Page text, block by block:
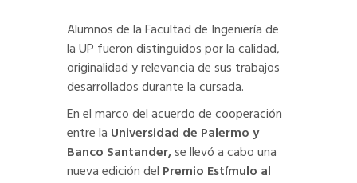
Alumnos de la Facultad de Ingeniería de
la UP fueron distinguidos por la calidad,
originalidad y relevancia de sus trabajos
desarrollados durante la cursada.
En el marco del acuerdo de cooperación
entre la Universidad de Palermo y
Banco Santander,se llevó a cabo una
nueva edición del Premio Estímulo al